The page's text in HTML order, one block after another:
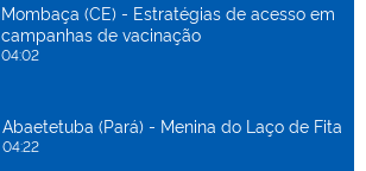
Mombaça (CE) - Estratégias de acesso em
campanhas de vacinação
04:02
Abaetetuba (Pará) - Menina do Laço de Fita
04:22